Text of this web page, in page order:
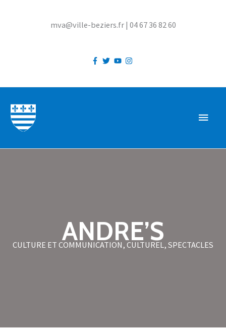
mva@ville-beziers.fr | 04 67 36 82 60
ANDRE’S
CULTURE ET COMMUNICATION, CULTUREL, SPECTACLES